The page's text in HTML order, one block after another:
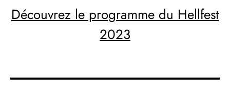
Découvrez le programme du Hellfest
2023